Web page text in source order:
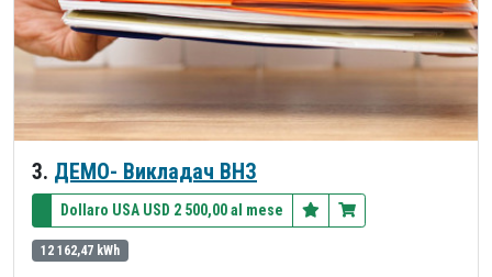
3. ДЕМО- Викладач ВНЗ
Dollaro USA USD 2 500,00 al mese
12 162,47 kWh